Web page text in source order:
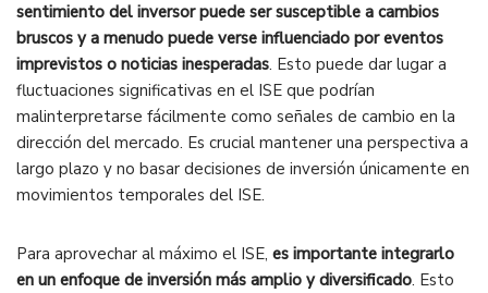
sentimiento del inversor puede ser susceptible a cambios
bruscos y a menudo puede verse influenciado por eventos
imprevistos o noticias inesperadas. Esto puede dar lugar a
fluctuaciones significativas en el ISE que podrían
malinterpretarse fácilmente como señales de cambio en la
dirección del mercado. Es crucial mantener una perspectiva a
largo plazo y no basar decisiones de inversión únicamente en
movimientos temporales del ISE.
Para aprovechar al máximo el ISE, es importante integrarlo
en un enfoque de inversión más amplio y diversificado. Esto